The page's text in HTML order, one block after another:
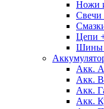
Ножи
Свечи
Цепи
Шины
Акк.
Акк.
Акк.
Акк.